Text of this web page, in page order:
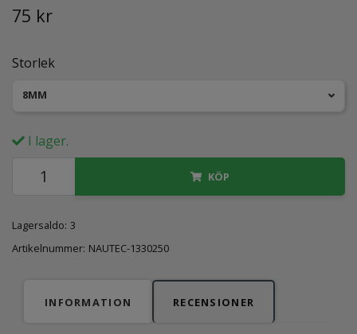
75 kr
Storlek
8MM
I lager.
KÖP
Lagersaldo: 3
Artikelnummer: NAUTEC-1330250
INFORMATION RECENSIONER